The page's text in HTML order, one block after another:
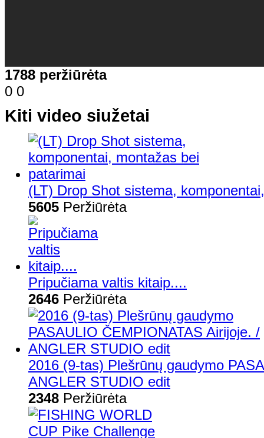
1788 peržiūrėta
0 0
Kiti video siužetai
(LT) Drop Shot sistema,
5605 Peržiūrėta
Pripučiama valtis kitaip....
2646 Peržiūrėta
2016 (9-tas) Plešrūnų gaudymo
ANGLER STUDIO edit
2348 Peržiūrėta